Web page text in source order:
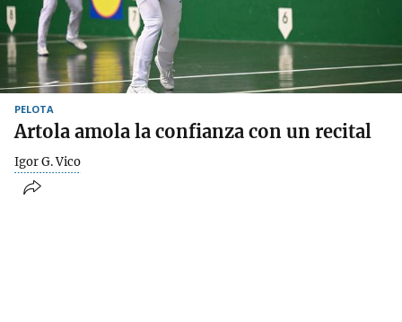
PELOTA
Artola amola la confianza con un recital
Igor G. Vico